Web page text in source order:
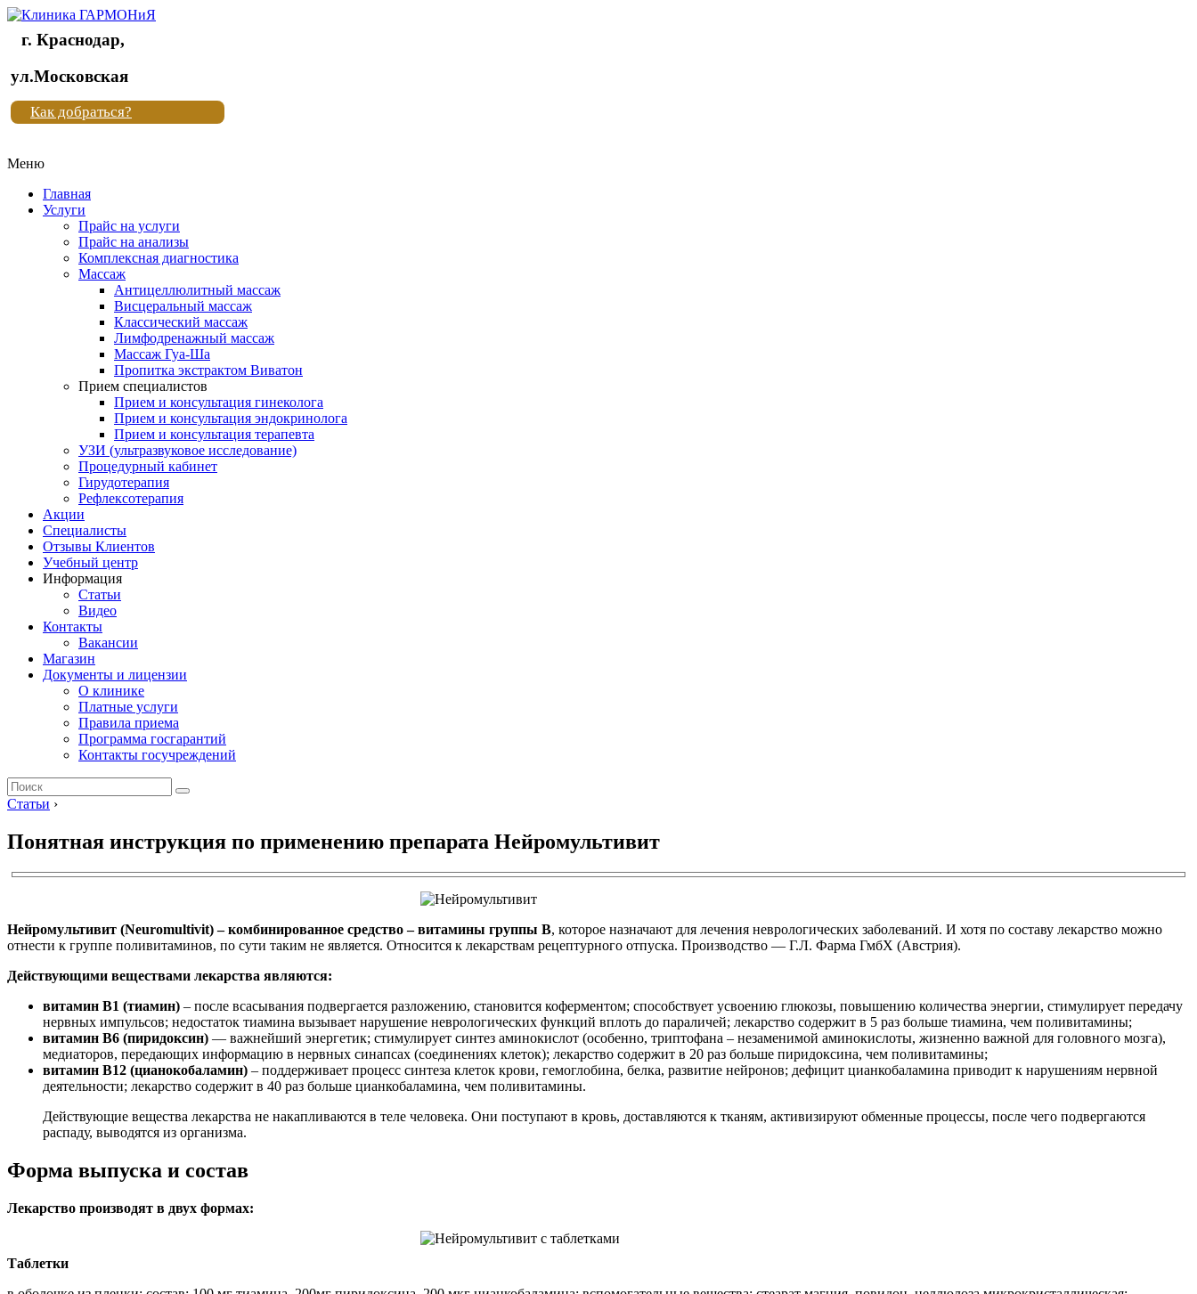
Клиника
"Новая
жизнь"
Клиника
жизнь"
г. Краснодар,
ул.Московская
Как добраться?
Меню
Главная
Услуги
Прайс на услуги
Прайс на анализы
Комплексная диагностика
Массаж
Антицеллюлитный массаж
Висцеральный массаж
Классический массаж
Лимфодренажный массаж
Массаж Гуа-Ша
Пропитка экстрактом Виватон
Прием специалистов
Прием и консультация гинеколога
Прием и консультация эндокринолога
Прием и консультация терапевта
УЗИ (ультразвуковое исследование)
Процедурный кабинет
Гирудотерапия
Рефлексотерапия
Акции
Специалисты
Отзывы Клиентов
Учебный центр
Информация
Статьи
Видео
Контакты
Вакансии
Магазин
Документы и лицензии
О клинике
Платные услуги
Правила приема
Программа госгарантий
Контакты госучреждений
Статьи ›
Понятная инструкция по применению препарата Нейромультивит
Нейромультивит (Neuromultivit) – комбинированное средство – витамины группы В, которое назначают для лечения неврологических заболеваний. И хотя по составу лекарство можно
отнести к группе поливитаминов, по сути таким не является. Относится к лекарствам рецептурного отпуска. Производство — Г.Л. Фарма ГмбХ (Австрия).
Действующими веществами лекарства являются:
витамин B1 (тиамин) – после всасывания подвергается разложению, становится коферментом; способствует усвоению глюкозы, повышению количества энергии, стимулирует передачу
нервных импульсов; недостаток тиамина вызывает нарушение неврологических функций вплоть до параличей; лекарство содержит в 5 раз больше тиамина, чем поливитамины;
витамин B6 (пиридоксин) — важнейший энергетик; стимулирует синтез аминокислот (особенно, триптофана – незаменимой аминокислоты, жизненно важной для головного мозга),
медиаторов, передающих информацию в нервных синапсах (соединениях клеток); лекарство содержит в 20 раз больше пиридоксина, чем поливитамины;
витамин В12 (цианокобаламин) – поддерживает процесс синтеза клеток крови, гемоглобина, белка, развитие нейронов; дефицит цианкобаламина приводит к нарушениям нервной
деятельности; лекарство содержит в 40 раз больше цианкобаламина, чем поливитамины.
Действующие вещества лекарства не накапливаются в теле человека. Они поступают в кровь, доставляются к тканям, активизируют обменные процессы, после чего подвергаются
распаду, выводятся из организма.
Форма выпуска и состав
Лекарство производят в двух формах:
Таблетки